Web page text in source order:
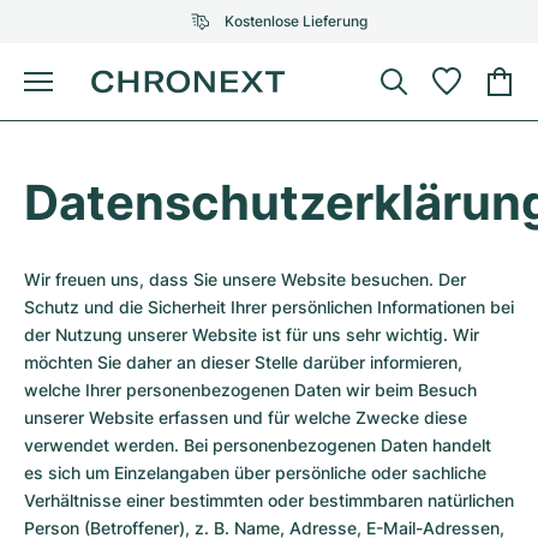
Kostenlose Lieferung
Menü
Rolex
Alle Rolex Modelle
Top-Modelle
Air-King
Alle Omega Modelle
Top-Modelle
Patek Philippe
Alle Patek Philippe Modelle
Top-Modelle
Audemars Piguet
Alle Audemars Piguet Modelle
Cartier
Breitling
Certified Pre-Owned
Uhr verkaufen
Schmuck
Cartier
Louis Vuitton
Gebauer & Gebauer
Van Cleef & Arpels
Bvlgari
Neuzugänge
Service
Wir freuen uns, dass Sie unsere Website besuchen. Der
Schutz und die Sicherheit Ihrer persönlichen Informationen bei
der Nutzung unserer Website ist für uns sehr wichtig. Wir
möchten Sie daher an dieser Stelle darüber informieren,
welche Ihrer personenbezogenen Daten wir beim Besuch
unserer Website erfassen und für welche Zwecke diese
verwendet werden. Bei personenbezogenen Daten handelt
es sich um Einzelangaben über persönliche oder sachliche
Verhältnisse einer bestimmten oder bestimmbaren natürlichen
Person (Betroffener), z. B. Name, Adresse, E-Mail-Adressen,